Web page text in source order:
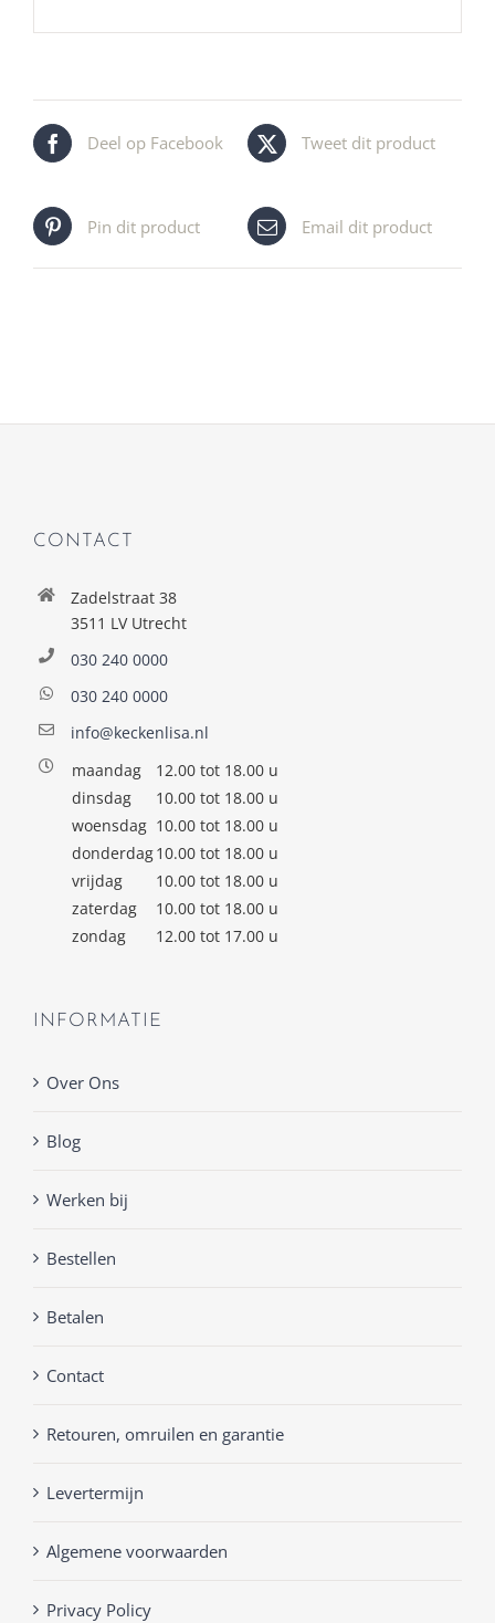
Deel op Facebook Tweet dit product
Pin dit product Email dit product
CONTACT
Zadelstraat 38
3511 LV Utrecht
030 240 0000
030 240 0000
info@keckenlisa.nl
maandag
12.00 tot 18.00 u
dinsdag
10.00 tot 18.00 u
woensdag 10.00 tot 18.00 u
donderdag10.00 tot 18.00 u
vrijdag
10.00 tot 18.00 u
zaterdag
10.00 tot 18.00 u
zondag
12.00 tot 17.00 u
INFORMATIE
Over Ons
Blog
Werken bij
Bestellen
Betalen
Contact
Retouren, omruilen en garantie
Levertermijn
Algemene voorwaarden
Privacy Policy